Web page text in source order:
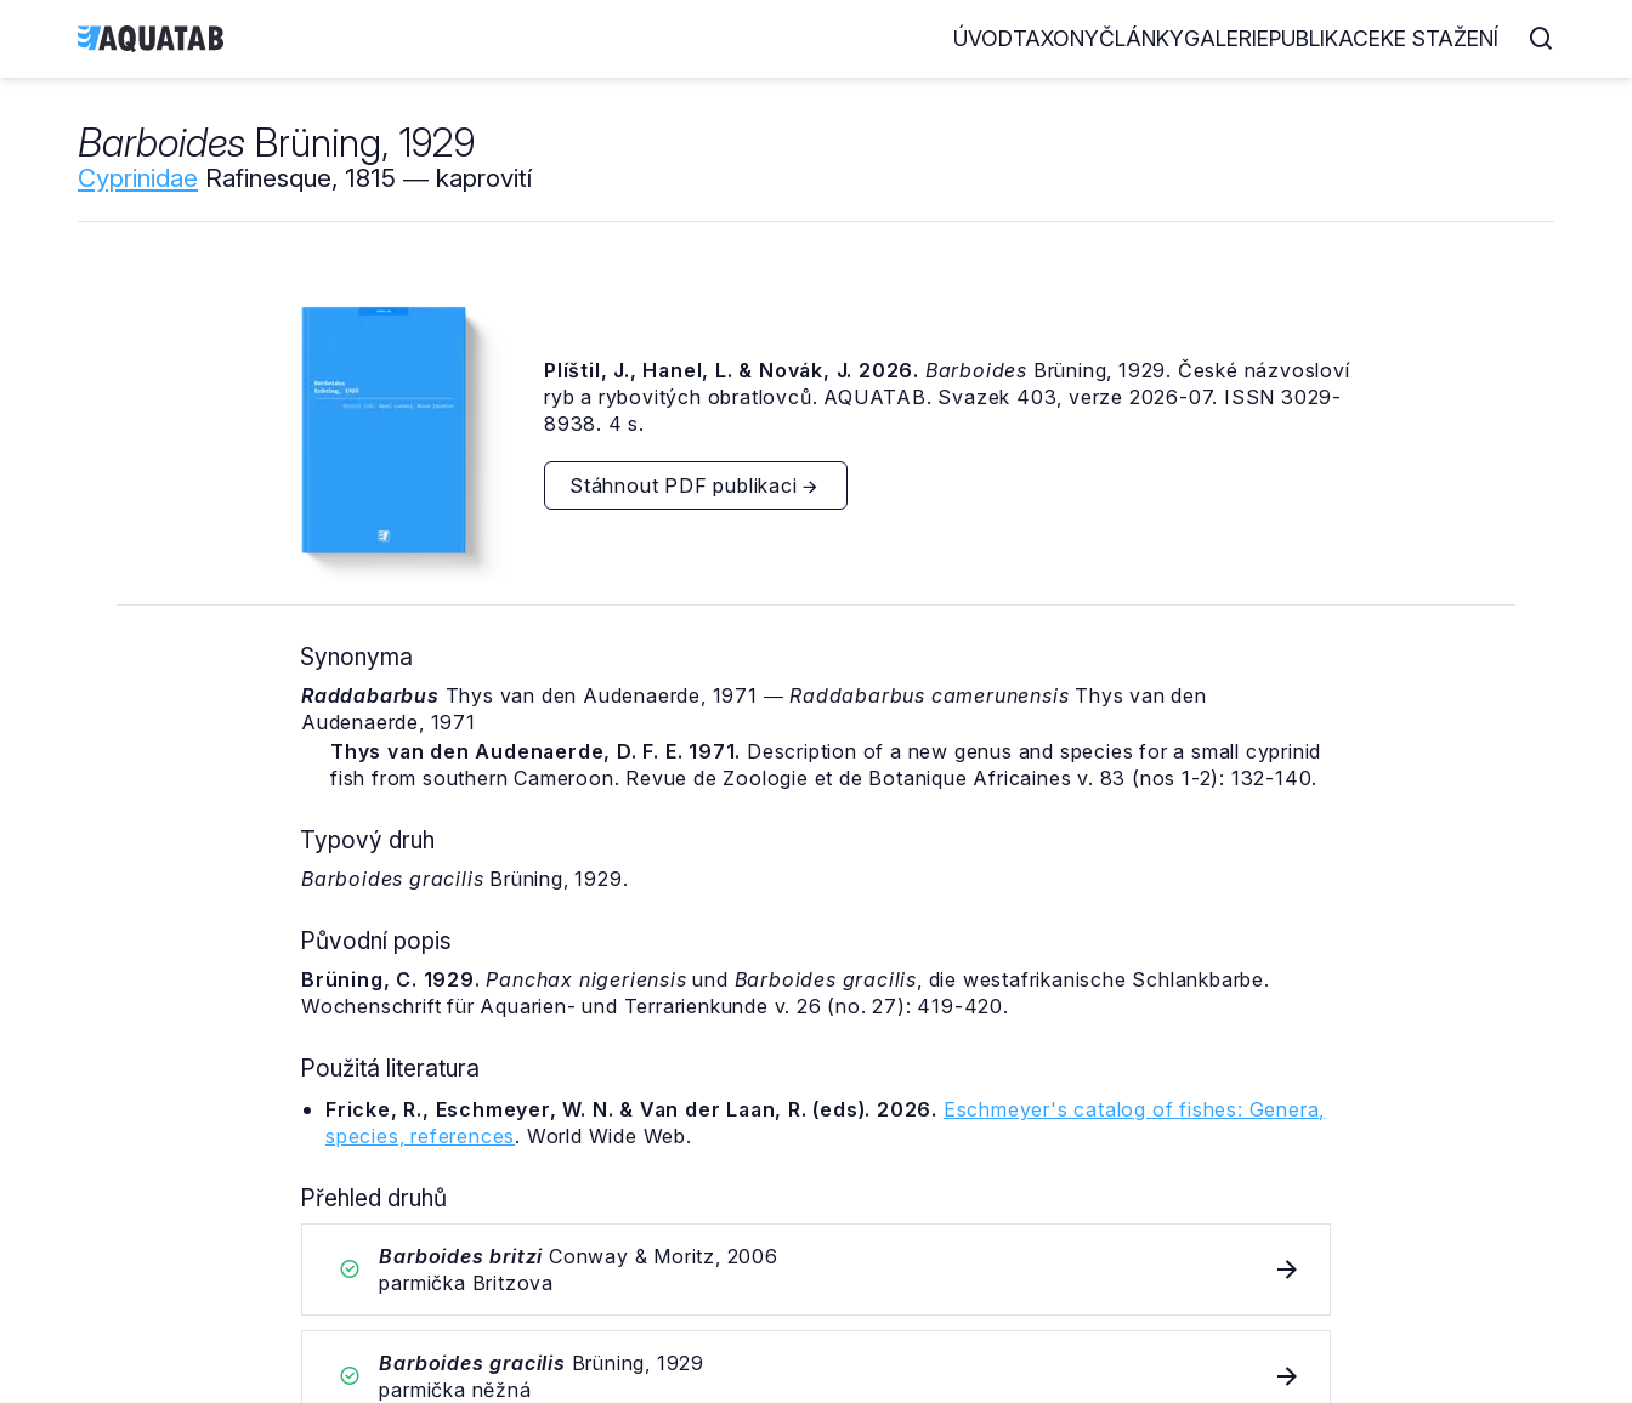
ÚVODTAXONYČLÁNKYGALERIEPUBLIKACEKE STAŽENÍ
Barboides Brüning, 1929
Cyprinidae Rafinesque, 1815 ― kaprovití
Plíštil, J., Hanel, L. & Novák, J. 2026. Barboides Brüning, 1929. České názvosloví
ryb a rybovitých obratlovců. AQUATAB. Svazek 403, verze 2026-07. ISSN 3029-
8938. 4 s.
Stáhnout PDF publikaci
Synonyma
Raddabarbus Thys van den Audenaerde, 1971 ―Raddabarbus camerunensis Thys van den
Audenaerde, 1971
Thys van den Audenaerde, D. F. E. 1971. Description of a new genus and species for a small cyprinid
fish from southern Cameroon. Revue de Zoologie et de Botanique Africaines v. 83 (nos 1-2): 132-140.
Typový druh
Barboides gracilis Brüning, 1929.
Původní popis
Brüning, C. 1929. Panchax nigeriensis und Barboides gracilis, die westafrikanische Schlankbarbe.
Wochenschrift für Aquarien- und Terrarienkunde v. 26 (no. 27): 419-420.
Použitá literatura
Fricke, R., Eschmeyer, W. N. & Van der Laan, R. (eds). 2026. Eschmeyer's catalog of fishes: Genera,
species, references. World Wide Web.
Přehled druhů
Barboides britzi Conway & Moritz, 2006
parmička Britzova
Barboides gracilis Brüning, 1929
parmička něžná